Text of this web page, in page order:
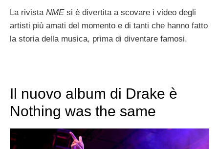
La rivista NMEsi è divertita a scovare i video degli
artisti più amati del momento e di tanti che hanno fatto
la storia della musica, prima di diventare famosi.
Il nuovo album di Drake è
Nothing was the same